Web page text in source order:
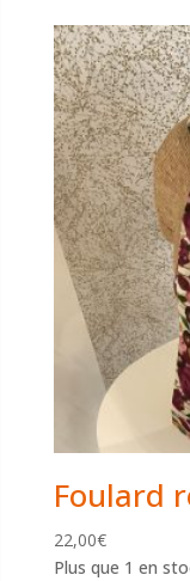
Foulard
22,00€
Plus que 1 en